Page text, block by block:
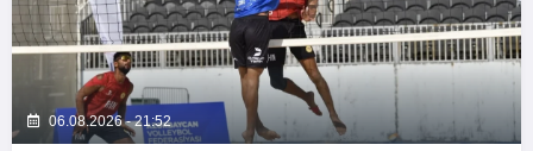
06.08.2026 - 21:52